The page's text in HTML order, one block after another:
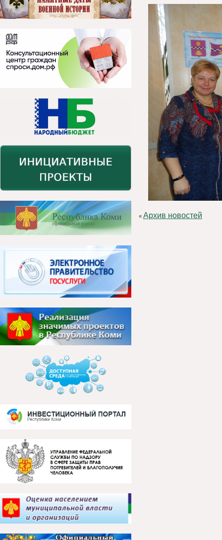
«Архив новостей